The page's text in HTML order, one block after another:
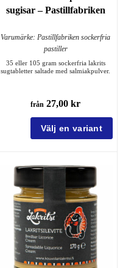
sugisar – Pastillfabriken
Varumärke: Pastillfabriken sockerfria
pastiller
35 eller 105 gram sockerfria lakrits
sugtabletter saltade med salmiakpulver.
från 27,00 kr